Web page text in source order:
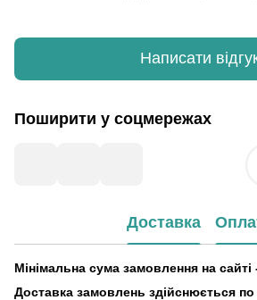
Написати
Поширити у соцмережах
Доставка
Мінімальна сума замовлення на сайті
Доставка замовлень здійснюється по